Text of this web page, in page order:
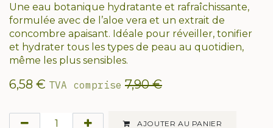
Une eau botanique hydratante et rafraîchissante,
formulée avec de l’aloe vera et un extrait de
concombre apaisant. Idéale pour réveiller, tonifier
et hydrater tous les types de peau au quotidien,
même les plus sensibles.
6,58 € TVA comprise 7,90€
AJOUTER AU PANIER